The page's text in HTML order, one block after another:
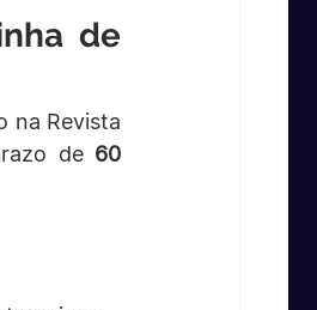
de
na Revista
de 60